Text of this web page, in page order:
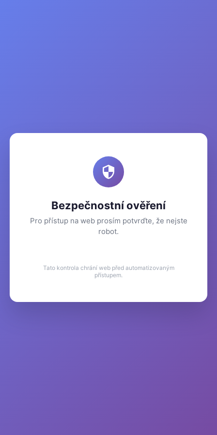
Bezpečnostní ověření
Pro přístup na web prosím potvrďte, že nejste
robot.
Tato kontrola chrání web před automatizovaným
přístupem.